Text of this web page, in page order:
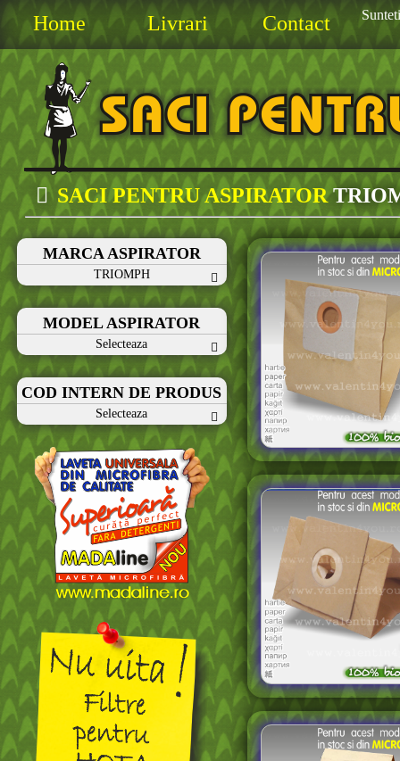
Home Livrari Contact
SACI PENTRU ASPIRATOR
MARCA ASPIRATOR
TRIOMPH
MODEL ASPIRATOR
Selecteaza
COD INTERN DE PRODUS
Selecteaza